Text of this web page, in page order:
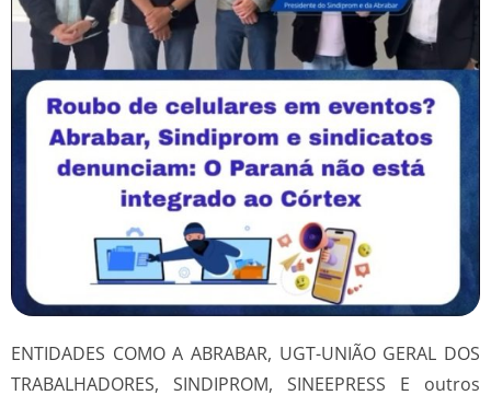
ENTIDADES COMO A ABRABAR, UGT-UNIÃO GERAL DOS
TRABALHADORES, SINDIPROM, SINEEPRESS E outros